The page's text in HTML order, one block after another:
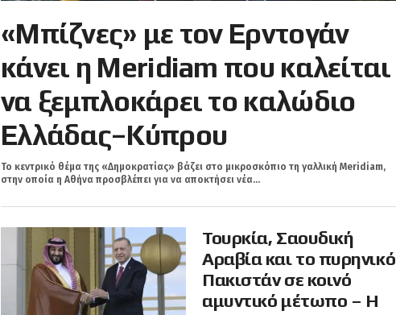
«Μπίζνες» με τον Ερντογάν
κάνει η Meridiam που καλείται
να ξεμπλοκάρει το καλώδιο
Ελλάδας–Κύπρου
Το κεντρικό θέμα της «Δημοκρατίας» βάζει στο μικροσκόπιο τη γαλλική Meridiam,
στην οποία η Αθήνα προσβλέπει για να αποκτήσει νέα...
Τουρκία, Σαουδική
Αραβία και το πυρηνικό
Πακιστάν σε κοινό
αμυντικό μέτωπο – Η